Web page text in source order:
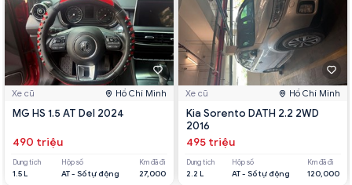
Xe cũ Hồ Chí Minh
MG HS 1.5 AT Del 2024
490 triệu
Dung tích
1.5 L
Hộp số
AT - Số tự động
Km đã đi
27,000
Xe cũ Hồ Chí Minh
Kia Sorento DATH 2.2 2WD
2016
495 triệu
Dung tích
2.2 L
Hộp số
AT - Số tự động
Km đã đi
120,000